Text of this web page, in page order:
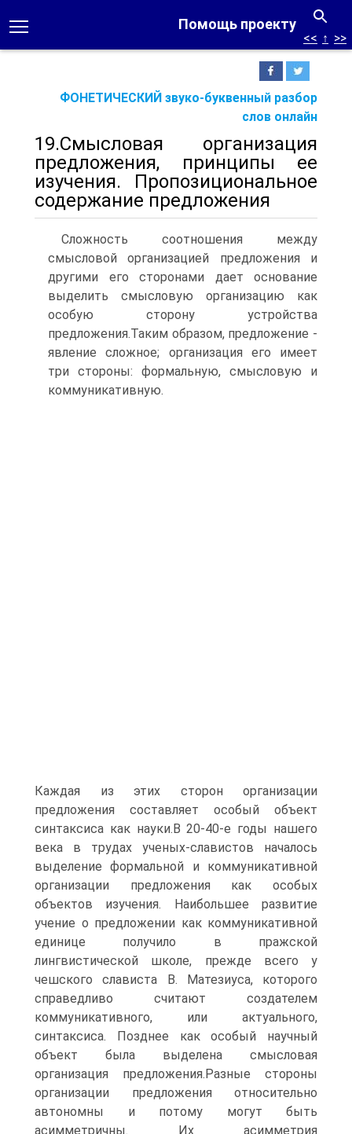
Помощь проекту
ФОНЕТИЧЕСКИЙ звуко-буквенный разбор
слов онлайн
<< ↑ >>
19.Смысловая организация
предложения, принципы ее
изучения. Пропозициональное
содержание предложения
Сложность соотношения между
смысловой организацией предложения и
другими его сторонами дает основание
выделить смысловую организацию как
особую сторону устройства
предложения.Таким образом, предложение -
явление сложное; организация его имеет
три стороны: формальную, смысловую и
коммуникативную.
Каждая из этих сторон организации
предложения составляет особый объект
синтаксиса как науки.В 20-40-е годы нашего
века в трудах ученых-славистов началось
выделение формальной и коммуникативной
организации предложения как особых
объектов изучения. Наибольшее развитие
учение о предложении как коммуникативной
единице получило в пражской
лингвистической школе, прежде всего у
чешского слависта В. Матезиуса, которого
справедливо считают создателем
коммуникативного, или актуального,
синтаксиса. Позднее как особый научный
объект была выделена смысловая
организация предложения.Разные стороны
организации предложения относительно
автономны и потому могут быть
асимметричны. Их асимметрия